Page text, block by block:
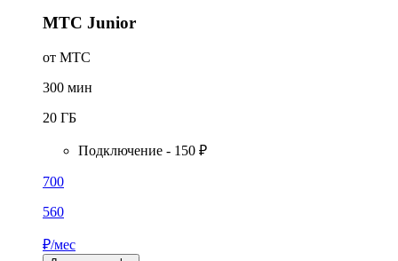
МТС Junior
от МТС
300 мин
20 ГБ
Подключение - 150 ₽
700
560
₽/мес